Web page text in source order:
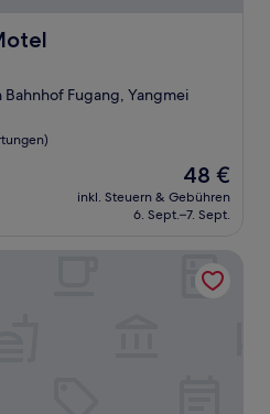
Bahnhof Fugang, Yangmei
Der
Preis
beträgt
48 €
inkl. Steuern & Gebühren
6. Sept.–7. Sept.